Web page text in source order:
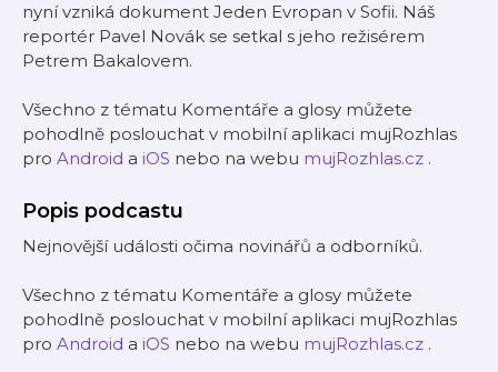
nyní vzniká dokument Jeden Evropan v Sofii. Náš
reportér Pavel Novák se setkal s jeho režisérem
Petrem Bakalovem.
Všechno z tématu Komentáře a glosy můžete
pohodlně poslouchat v mobilní aplikaci mujRozhlas
pro Android a iOS nebo na webu mujRozhlas.cz .
Popis podcastu
Nejnovější události očima novinářů a odborníků.
Všechno z tématu Komentáře a glosy můžete
pohodlně poslouchat v mobilní aplikaci mujRozhlas
pro Android a iOS nebo na webu mujRozhlas.cz .